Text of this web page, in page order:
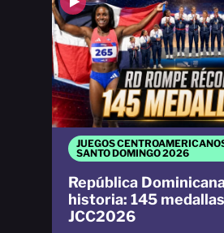
JUEGOS
SANTO DOMINGO 2026
República
historia: 145
JCC2026